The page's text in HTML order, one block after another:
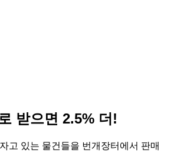
받으면 2.5% 더!
고 있는 물건들을 번개장터에서 판매